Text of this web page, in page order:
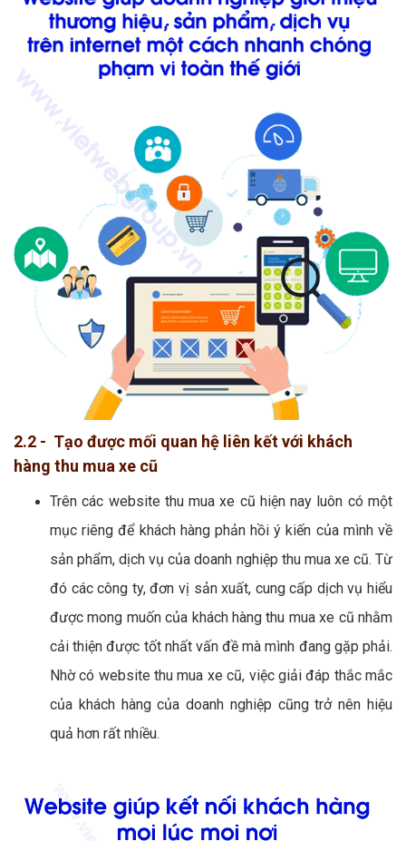
2.2 - Tạo được mối quan hệ liên kết với khách
hàng thu mua xe cũ
Trên các website thu mua xe cũ hiện nay luôn có một
mục riêng để khách hàng phản hồi ý kiến của mình về
sản phẩm, dịch vụ của doanh nghiệp thu mua xe cũ. Từ
đó các công ty, đơn vị sản xuất, cung cấp dịch vụ hiểu
được mong muốn của khách hàng thu mua xe cũ nhằm
cải thiện được tốt nhất vấn đề mà mình đang gặp phải.
Nhờ có website thu mua xe cũ, việc giải đáp thắc mắc
của khách hàng của doanh nghiệp cũng trở nên hiệu
quả hơn rất nhiều.